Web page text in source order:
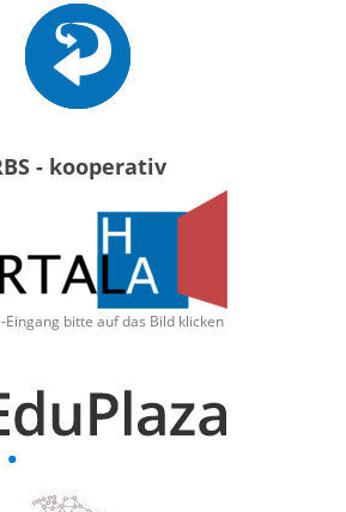
- kooperativ
Eingang bitte auf das Bild klicken